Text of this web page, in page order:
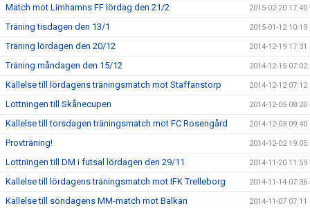
Match mot Limhamns FF lördag den 21/2 2015-02-20 17:40
Träning tisdagen den 13/1 2015-01-12 10:19
Träning lördagen den 20/12 2014-12-19 17:31
Träning måndagen den 15/12 2014-12-15 07:02
Kallelse till lördagens träningsmatch mot Staffanstorp 2014-12-12 07:12
Lottningen till Skånecupen 2014-12-05 08:20
Kallelse till torsdagen träningsmatch mot FC Rosengård 2014-12-03 09:40
Provträning! 2014-12-02 19:05
Lottningen till DM i futsal lördagen den 29/11 2014-11-20 11:59
Kallelse till lördagens träningsmatch mot IFK Trelleborg 2014-11-14 07:36
Kallelse till söndagens MM-match mot Balkan 2014-11-07 07:11